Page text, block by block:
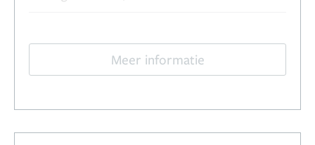
Meer informatie